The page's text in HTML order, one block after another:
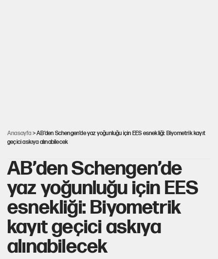
Anasayfa > AB’den Schengen’de yaz yoğunluğu için EES esnekliği: Biyometrik kayıt
geçici askıya alınabilecek
AB’den Schengen’de
yaz yoğunluğu için EES
esnekliği: Biyometrik
kayıt geçici askıya
alınabilecek